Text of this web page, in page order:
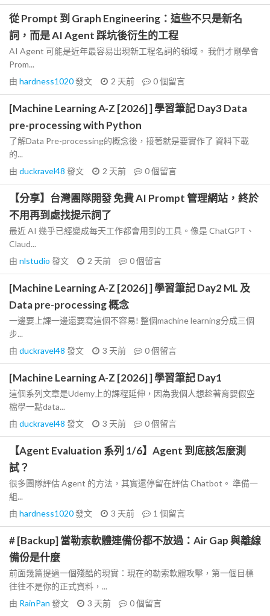
從 Prompt 到 Graph Engineering：這些不只是新名
詞，而是 AI Agent 踩坑後衍生的工程
AI Agent 可能是近年最容易出現新工程名詞的領域。 我們才剛學會
Prom...
由 hardness1020發文 2 天前 0個留言
[Machine Learning A-Z [2026] ] 學習筆記 Day3 Data
pre-processing with Python
了解Data Pre-processing的概念後，接著就是要實作了 資料下載
的...
由 duckravel48 發文 2 天前 0個留言
【分享】台灣團隊開發 免費 AI Prompt 管理網站，終於
不用再到處找提示詞了
最近 AI 幾乎已經變成每天工作都會用到的工具。像是 ChatGPT、
Claud...
由 nlstudio 發文 2 天前 0個留言
[Machine Learning A-Z [2026] ] 學習筆記 Day2 ML 及
Data pre-processing 概念
一邊要上課一邊還要寫這個不容易! 整個machine learning分成三個
步...
由 duckravel48 發文 3 天前 0個留言
[Machine Learning A-Z [2026] ] 學習筆記 Day1
這個系列文章是Udemy上的課程延伸，因為我個人想趁著育嬰假空
檔學一點data...
由 duckravel48 發文 3 天前 0個留言
【Agent Evaluation 系列 1/6】Agent 到底該怎麼測
試？
很多團隊評估 Agent 的方法，其實還停留在評估 Chatbot。 準備一
組...
由 hardness1020發文 3 天前 1 個留言
# [Backup] 當勒索軟體連備份都不放過：Air Gap 與離線
備份是什麼
前面幾篇提過一個殘酷的現實：現在的勒索軟體攻擊，第一個目標
往往不是你的正式資料，...
由 RainPan 發文 3 天前 0個留言